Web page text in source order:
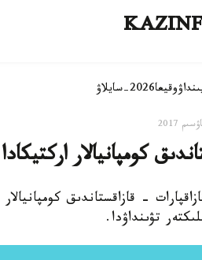
وقيعا2026-سايلاۋ
كومپانيالار
- قازاقستاندىق
تۋىنداۋدا.